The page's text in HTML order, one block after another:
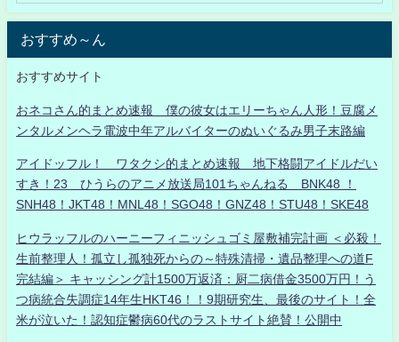
おすすめ～ん
おすすめサイト
おネコさん的まとめ速報 僕の彼女はエリーちゃん人形！豆腐メ
ンタルメンヘラ電波中年アルバイターのぬいぐるみ男子末路編
アイドッフル！ ワタクシ的まとめ速報 地下格闘アイドルだい
すき！23 ひうらのアニメ放送局101ちゃんねる BNK48 ！
SNH48！JKT48！MNL48！SGO48！GNZ48！STU48！SKE48
ヒウラッフルのハーニーフィニッシュゴミ屋敷補完計画 ＜必殺！
生前整理人！孤立し孤独死からの～特殊清掃・遺品整理への道F
完結編＞ キャッシング計1500万返済：厨二病借金3500万円！う
つ病統合失調症14年生HKT46！！9期研究生、最後のサイト！全
米が泣いた！認知症鬱病60代のラストサイト絶賛！公開中